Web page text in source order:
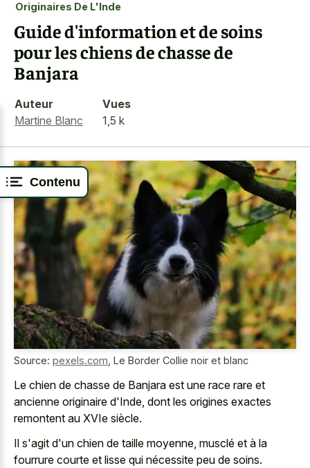
Contenu
Originaires De L'Inde
Guide d'information et de soins
pour les chiens de chasse de
Banjara
Auteur
Martine Blanc
Vues
1,5 k
Source: pexels.com Le Border Collie noir et blanc
Le chien de chasse de Banjara est une race rare et
ancienne originaire d'Inde, dont les origines exactes
remontent au XVIe siècle.
Il s'agit d'un chien de taille moyenne, musclé et à la
fourrure courte et lisse qui nécessite peu de soins.